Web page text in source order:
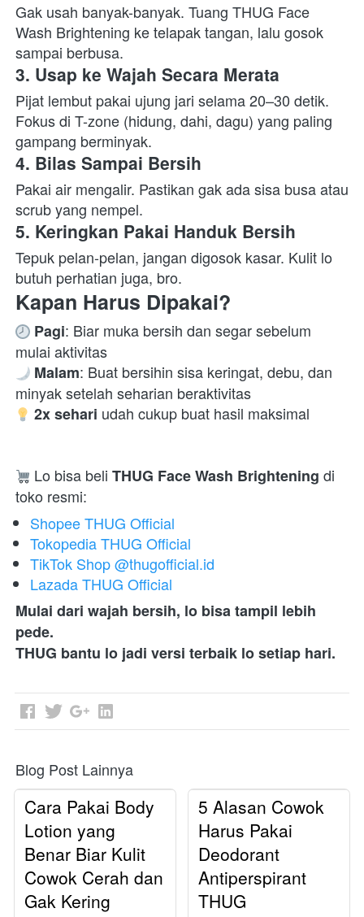
Gak usah banyak-banyak. Tuang THUG Face
Wash Brightening ke telapak tangan, lalu gosok
sampai berbusa.
3. Usap ke Wajah Secara Merata
Pijat lembut pakai ujung jari selama 20–30 detik.
Fokus di T-zone (hidung, dahi, dagu) yang paling
gampang berminyak.
4. Bilas Sampai Bersih
Pakai air mengalir. Pastikan gak ada sisa busa atau
scrub yang nempel.
5. Keringkan Pakai Handuk Bersih
Tepuk pelan-pelan, jangan digosok kasar. Kulit lo
butuh perhatian juga, bro.
Kapan Harus Dipakai?
Pagi: Biar muka bersih dan segar sebelum
Malam: Buat bersihin sisa keringat, debu, dan
2x sehari udah cukup buat hasil maksimal
Lo bisa beli THUG Face Wash Brightening di
toko resmi:
Shopee THUG Official
Tokopedia THUG Official
TikTok Shop @thugofficial.id
Lazada THUG Official
Mulai dari wajah bersih, lo bisa tampil lebih
pede.
THUG bantu lo jadi versi terbaik lo setiap hari.
Blog Post Lainnya
Cara Pakai Body
Lotion yang
Benar Biar Kulit
Cowok Cerah dan
Gak Kering
5 Alasan Cowok
Harus Pakai
Deodorant
Antiperspirant
THUG